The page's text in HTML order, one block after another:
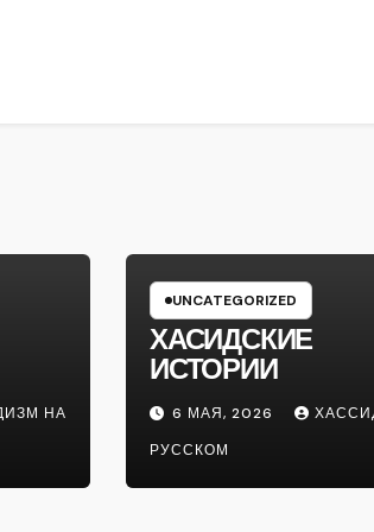
НА
UNCATEGORIZED
ХАСИДСКИЕ
ИСТОРИИ
6 МАЯ, 2026
РУССКОМ